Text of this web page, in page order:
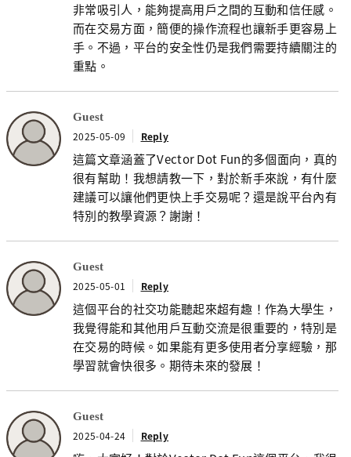
非常吸引人，能夠提高用戶之間的互動和信任感。
而在交易方面，簡便的操作流程也讓新手更容易上
手。不過，平台的安全性仍是我們需要持續關注的
重點。
Guest
2025-05-09 Reply
這篇文章涵蓋了Vector Dot Fun的多個面向，真的
很有幫助！我想請教一下，對於新手來說，有什麼
建議可以讓他們更快上手交易呢？還是說平台內有
特別的教學資源？謝謝！
Guest
2025-05-01 Reply
這個平台的社交功能聽起來超有趣！作為大學生，
我覺得能和其他用戶互動交流是很重要的，特別是
在交易的時候。如果能有更多使用者分享經驗，那
學習就會快很多。期待未來的發展！
Guest
2025-04-24 Reply